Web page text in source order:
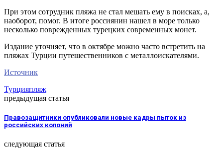
При этом сотрудник пляжа не стал мешать ему в поисках, а,
наоборот, помог. В итоге россиянин нашел в море только
несколько поврежденных турецких современных монет.
Издание уточняет, что в октябре можно часто встретить на
пляжах Турции путешественников с металлоискателями.
Источник
Турцияпляж
предыдущая статья
Правозащитники опубликовали новые кадры пыток из
российских колоний
следующая статья